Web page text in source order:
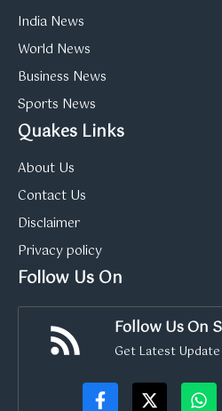
India News
World News
Business News
Sports News
Quakes Links
About Us
Contact Us
Disclaimer
Privacy policy
Follow Us On
Follow Us On
Get Latest Update